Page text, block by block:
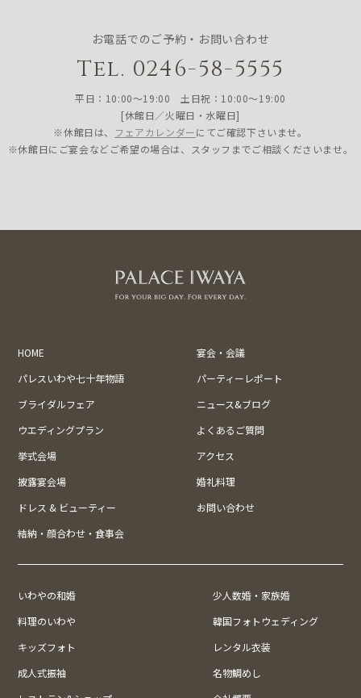
お電話でのご予約・お問い合わせ
Tel. 0246-58-5555
平日：10:00〜19:00 土日祝：10:00〜19:00
[休館日／火曜日・水曜日]
※休館日は、 フェアカレンダーにてご確認下さいませ。
※休館日にご宴会などご希望の場合は、スタッフまでご相談くださいませ。
HOME
宴会・会議
パレスいわや七十年物語
パーティーレポート
ブライダルフェア
ニュース&ブログ
ウエディングプラン
よくあるご質問
挙式会場
アクセス
披露宴会場
婚礼料理
ドレス & ビューティー
お問い合わせ
結納・顔合わせ・食事会
いわやの和婚
少人数婚・家族婚
料理のいわや
韓国フォトウェディング
キッズフォト
レンタル衣装
成人式振袖
名物鯛めし